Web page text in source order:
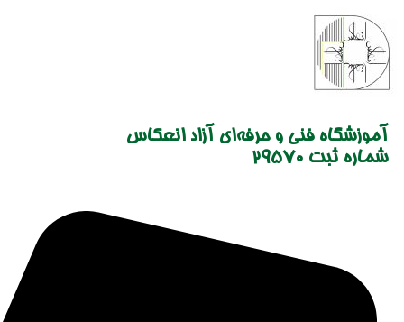
content
آموزشگاه فنی و حرفه‌ای آزاد انعکاس
شماره ثبت 29570